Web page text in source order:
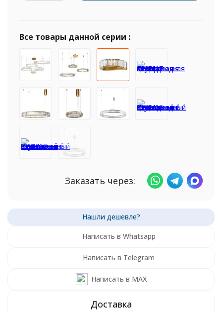
Все товары данной серии :
Заказать через:
Написать в Whatsapp
Написать в Telegram
Написать в MAX